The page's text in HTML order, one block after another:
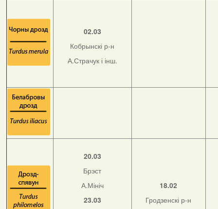
02.03
Кобрынскі р-н
А.Страчук і інш.
20.03
Брэст
А.Мініч
23.03
18.02
Гродзенскі р-н